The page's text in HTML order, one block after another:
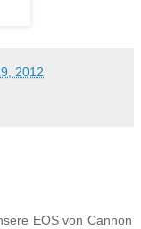
2012
EOS von Cannon